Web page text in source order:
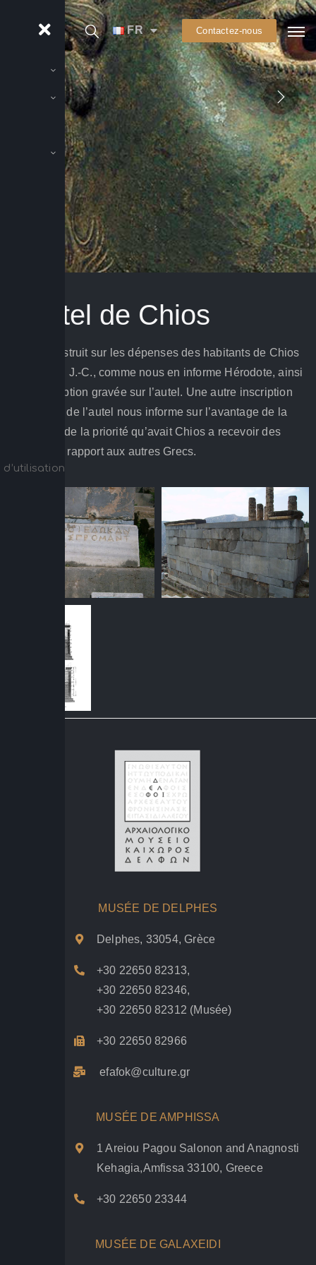
FR Contactez-nous
L’Autel de Chios
Il a été construit sur les dépenses des habitants de Chios
au Ve s. av. J.-C., comme nous en informe Hérodote, ainsi
que l’inscription gravée sur l’autel. Une autre inscription
sur la base de l’autel nous informe sur l’avantage de la
promantie, de la priorité qu’avait Chios a recevoir des
oracles par rapport aux autres Grecs.
MUSÉE DE DELPHES
Delphes, 33054, Grèce
+30 22650 82313,
+30 22650 82346,
+30 22650 82312 (Musée)
+30 22650 82966
efafok@culture.gr
MUSÉE DE AMPHISSA
1 Areiou Pagou Salonon and Anagnosti
Kehagia,Amfissa 33100, Greece
+30 22650 23344
MUSÉE DE GALAXEIDI